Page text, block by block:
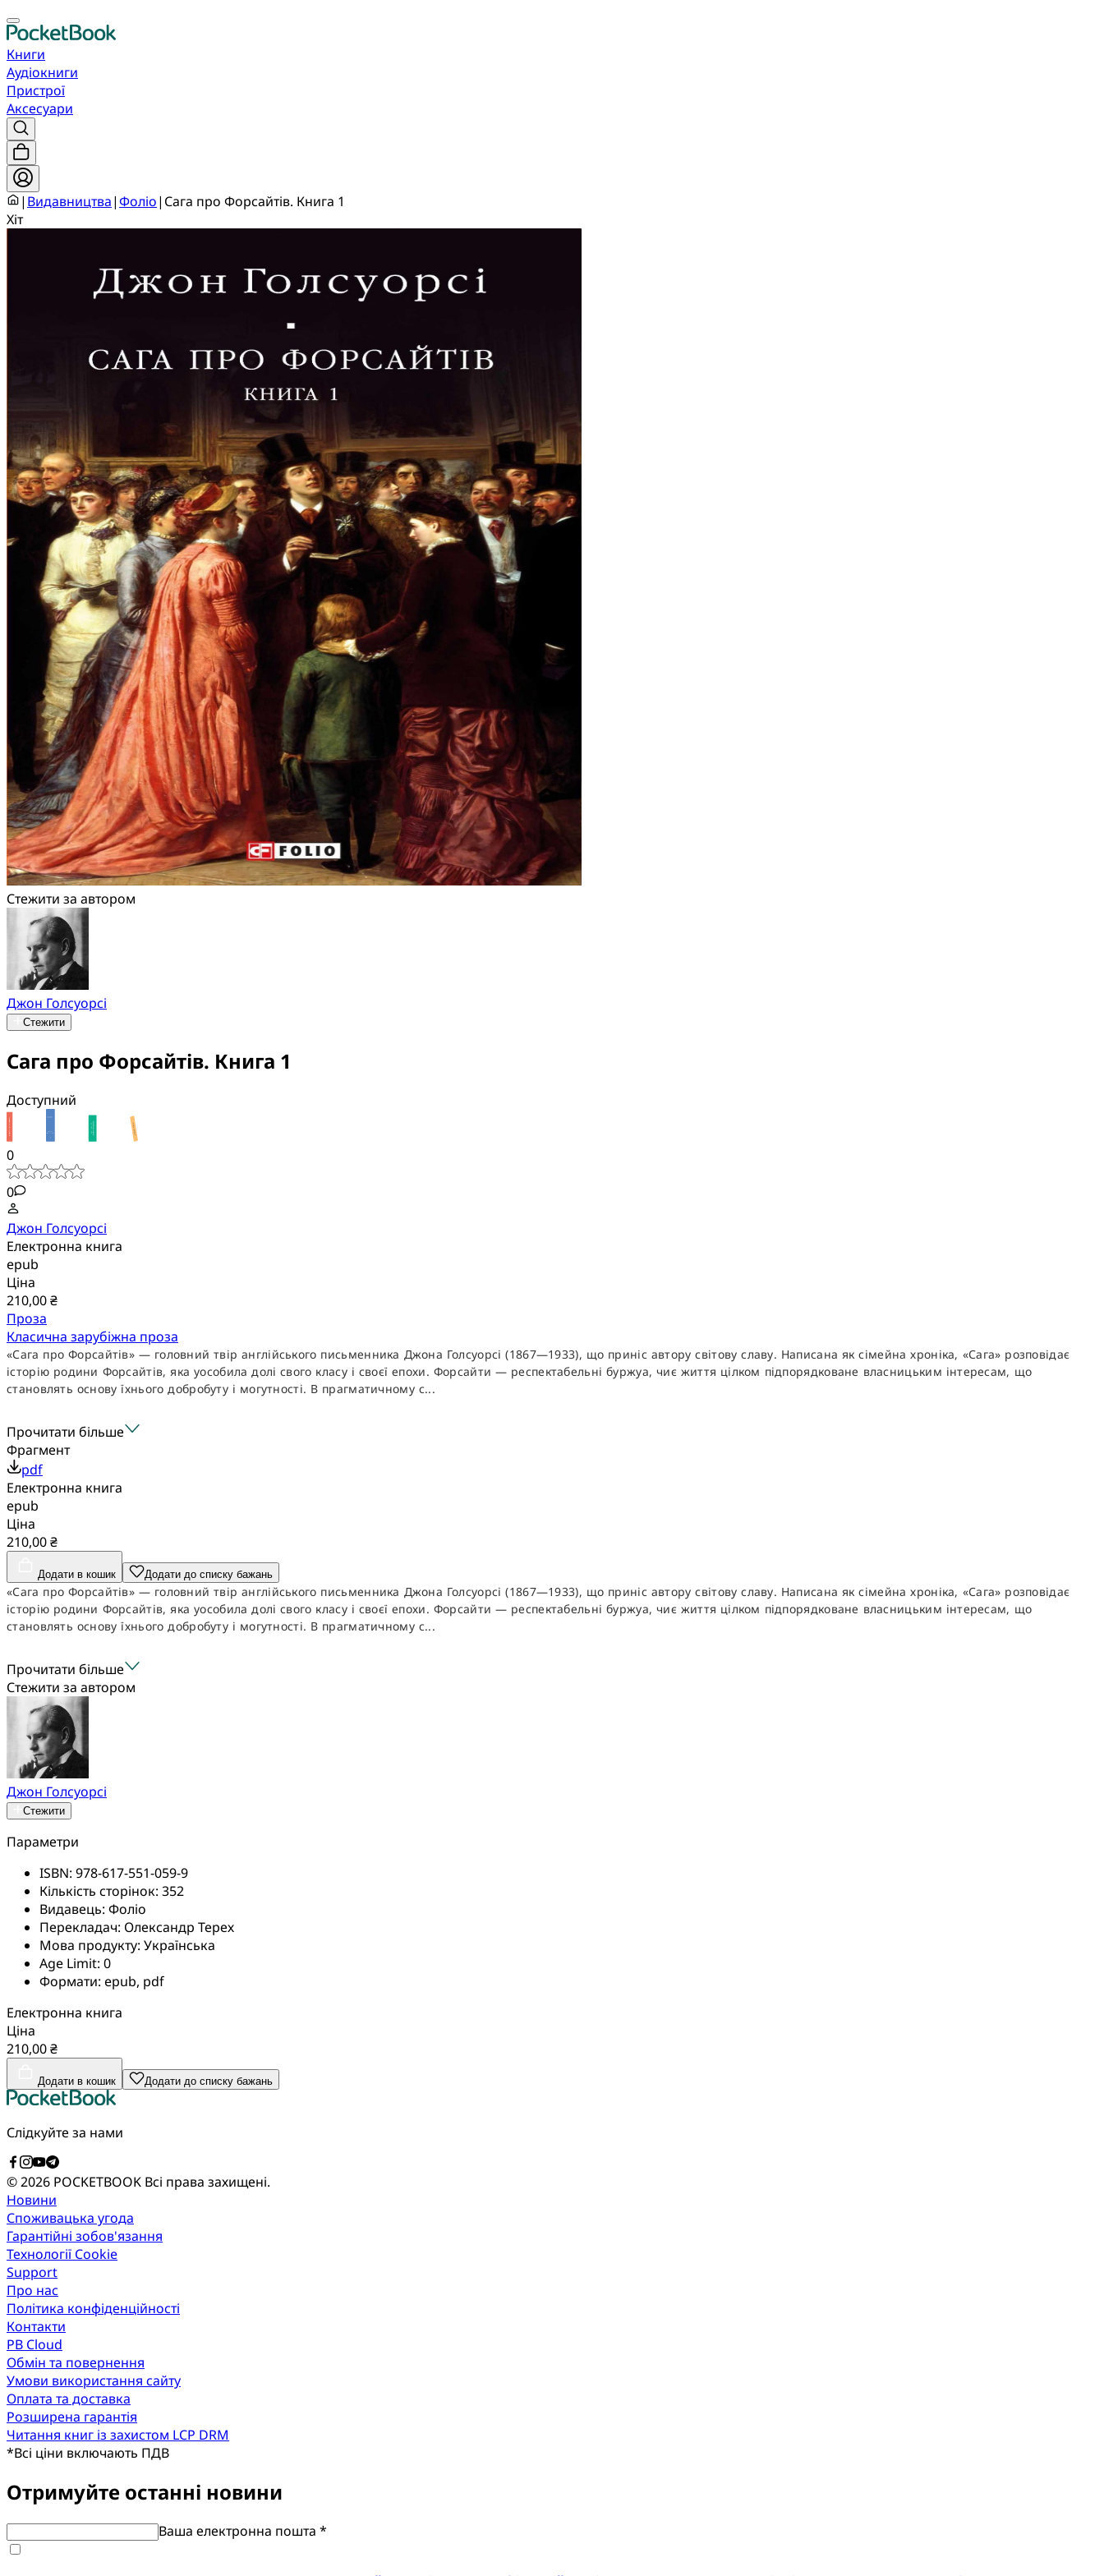
Книги
Аудіокниги
Пристрої
Аксесуари
| Видавництва|Фоліо| Сага про Форсайтів. Книга 1
Хіт
Стежити за автором
Джон Голсуорсі
Стежити
Сага про Форсайтів. Книга 1
Доступний
0
0
Джон Голсуорсі
Електронна книга
epub
Ціна
210,00 ₴
Проза
Класична зарубіжна проза
«Сага про Форсайтів» — головний твір англійського письменника Джона Голсуорсі (1867—1933), що приніс автору світову славу. Написана як сімейна хроніка, «Сага» розповідає
історію родини Форсайтів, яка уособила долі свого класу і своєї епохи. Форсайти — респектабельні буржуа, чиє життя цілком підпорядковане власницьким інтересам, що
становлять основу їхнього добробуту і могутності. В прагматичному с...
Прочитати більше
Фрагмент
pdf
Електронна книга
epub
Ціна
210,00 ₴
Додати в кошик Додати до списку бажань
«Сага про Форсайтів» — головний твір англійського письменника Джона Голсуорсі (1867—1933), що приніс автору світову славу. Написана як сімейна хроніка, «Сага» розповідає
історію родини Форсайтів, яка уособила долі свого класу і своєї епохи. Форсайти — респектабельні буржуа, чиє життя цілком підпорядковане власницьким інтересам, що
становлять основу їхнього добробуту і могутності. В прагматичному с...
Прочитати більше
Стежити за автором
Джон Голсуорсі
Стежити
Параметри
ISBN: 978-617-551-059-9
Кількість сторінок: 352
Видавець: Фоліо
Перекладач: Олександр Терех
Мова продукту: Українська
Age Limit: 0
Формати: epub, pdf
Електронна книга
Ціна
210,00 ₴
Додати в кошик Додати до списку бажань
Слідкуйте за нами
© 2026 POCKETBOOK Всі права захищені.
Новини
Споживацька угода
Гарантійні зобов'язання
Технології Cookie
Support
Про нас
Політика конфіденційності
Контакти
PB Cloud
Обмін та повернення
Умови використання сайту
Оплата та доставка
Розширена гарантія
Читання книг із захистом LCP DRM
*Всі ціни включають ПДВ
Отримуйте останні новини
Ваша електронна пошта *